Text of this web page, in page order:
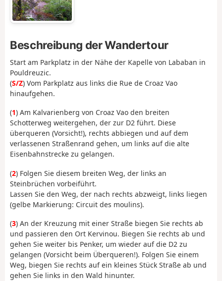
Beschreibung der Wandertour
Start am Parkplatz in der Nähe der Kapelle von Lababan in
Pouldreuzic.
(S/Z) Vom Parkplatz aus links die Rue de Croaz Vao
hinaufgehen.
(1) Am Kalvarienberg von Croaz Vao den breiten
Schotterweg weitergehen, der zur D2 führt. Diese
überqueren (Vorsicht!), rechts abbiegen und auf dem
verlassenen Straßenrand gehen, um links auf die alte
Eisenbahnstrecke zu gelangen.
(2) Folgen Sie diesem breiten Weg, der links an
Steinbrüchen vorbeiführt.
Lassen Sie den Weg, der nach rechts abzweigt, links liegen
(gelbe Markierung: Circuit des moulins).
(3) An der Kreuzung mit einer Straße biegen Sie rechts ab
und passieren den Ort Kervinou. Biegen Sie rechts ab und
gehen Sie weiter bis Penker, um wieder auf die D2 zu
gelangen (Vorsicht beim Überqueren!). Folgen Sie einem
Weg, biegen Sie rechts auf ein kleines Stück Straße ab und
gehen Sie links in den Wald hinunter.